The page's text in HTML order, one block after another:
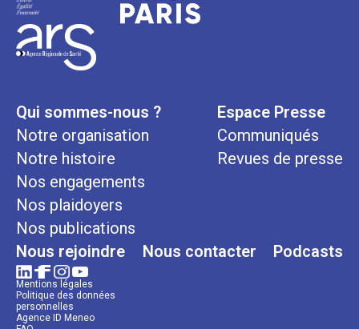
Qui sommes-nous ?
Notre organisation
Notre histoire
Nos engagements
Nos plaidoyers
Nos publications
Espace Presse
Communiqués
Revues de presse
Nous rejoindre Nous contacter Podcasts
Mentions légales
Politique des données
personnelles
Agence ID Meneo